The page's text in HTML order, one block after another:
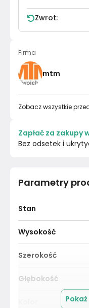
Parametry
Stan
Wysokość
Szerokość
Głębokość
Zwrot:
Firma
mtm
Zobacz wszystkie
Zapłać za zakupy
Bez odsetek i